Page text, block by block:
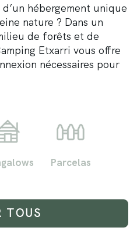
hébergement unique
nature ? Dans un
de forêts et de
Etxarri vous offre
nécessaires pour
Parcelas
TOUS